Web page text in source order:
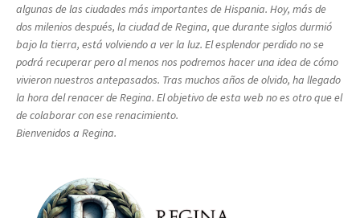
algunas de las ciudades más importantes de Hispania. Hoy, más de
dos milenios después, la ciudad de Regina, que durante siglos durmió
bajo la tierra, está volviendo a ver la luz. El esplendor perdido no se
podrá recuperar pero al menos nos podremos hacer una idea de cómo
vivieron nuestros antepasados. Tras muchos años de olvido, ha llegado
la hora del renacer de Regina. El objetivo de esta web no es otro que el
de colaborar con ese renacimiento.
Bienvenidos a Regina.